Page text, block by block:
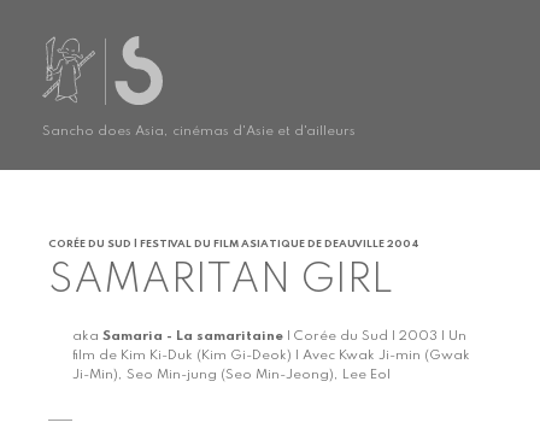
Sancho does Asia, cinémas d'Asie et d'ailleurs
CORÉE DU SUD | FESTIVAL DU FILM ASIATIQUE DE DEAUVILLE 2004
SAMARITAN GIRL
aka Samaria - La samaritaine | Corée du Sud | 2003 | Un
film de Kim Ki-Duk (Kim Gi-Deok) | Avec Kwak Ji-min (Gwak
Ji-Min), Seo Min-jung (Seo Min-Jeong), Lee Eol